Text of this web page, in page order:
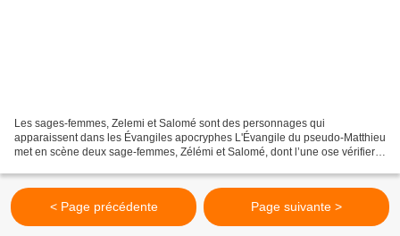
Les sages-femmes, Zelemi et Salomé sont des personnages qui
apparaissent dans les Évangiles apocryphes L'Évangile du pseudo-Matthieu
met en scène deux sage-femmes, Zélémi et Salomé, dont l’une ose vérifier
< Page précédente Page suivante >